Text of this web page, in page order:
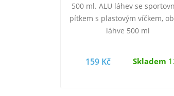
500 ml. ALU láhev se
pítkem s plastovým víčkem,
láhve 500 ml
159 Kč Skladem